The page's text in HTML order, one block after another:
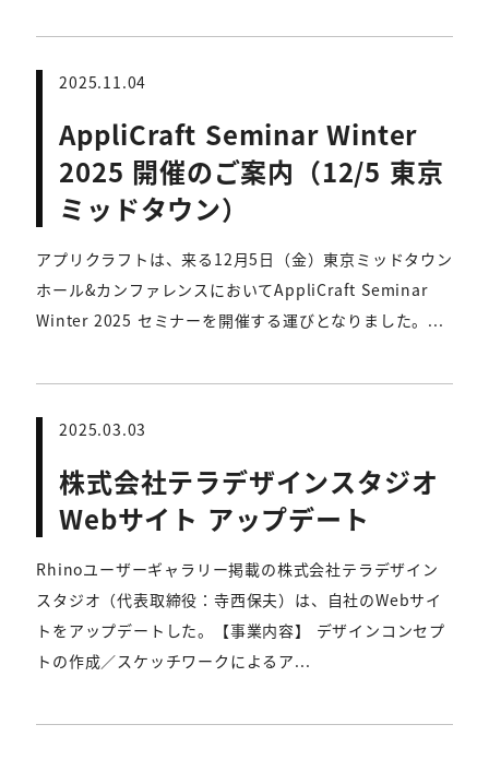
2025.11.04
AppliCraft Seminar Winter
2025 開催のご案内（12/5 東京
ミッドタウン）
アプリクラフトは、来る12月5日（金）東京ミッドタウン
ホール&カンファレンスにおいてAppliCraft Seminar
Winter 2025 セミナーを開催する運びとなりました。...
2025.03.03
株式会社テラデザインスタジオ
Webサイト アップデート
Rhinoユーザーギャラリー掲載の株式会社テラデザイン
スタジオ（代表取締役：寺西保夫）は、自社のWebサイ
トをアップデートした。【事業内容】 デザインコンセプ
トの作成／スケッチワークによるア...